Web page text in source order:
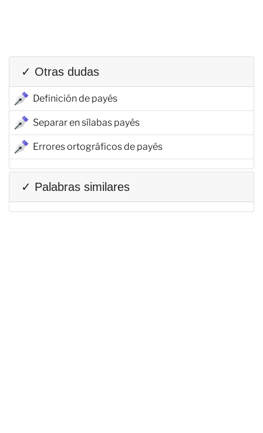
✓ Otras dudas
Definición de payés
Separar en sílabas payés
Errores ortográficos de payés
✓ Palabras similares